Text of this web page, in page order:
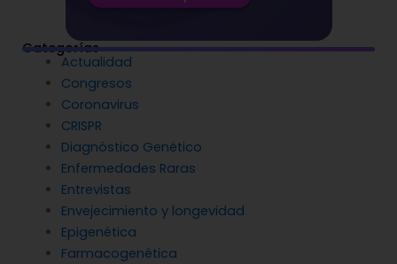
Categorías
Actualidad
Congresos
Coronavirus
CRISPR
Diagnóstico Genético
Enfermedades Raras
Entrevistas
Envejecimiento y longevidad
Epigenética
Farmacogenética